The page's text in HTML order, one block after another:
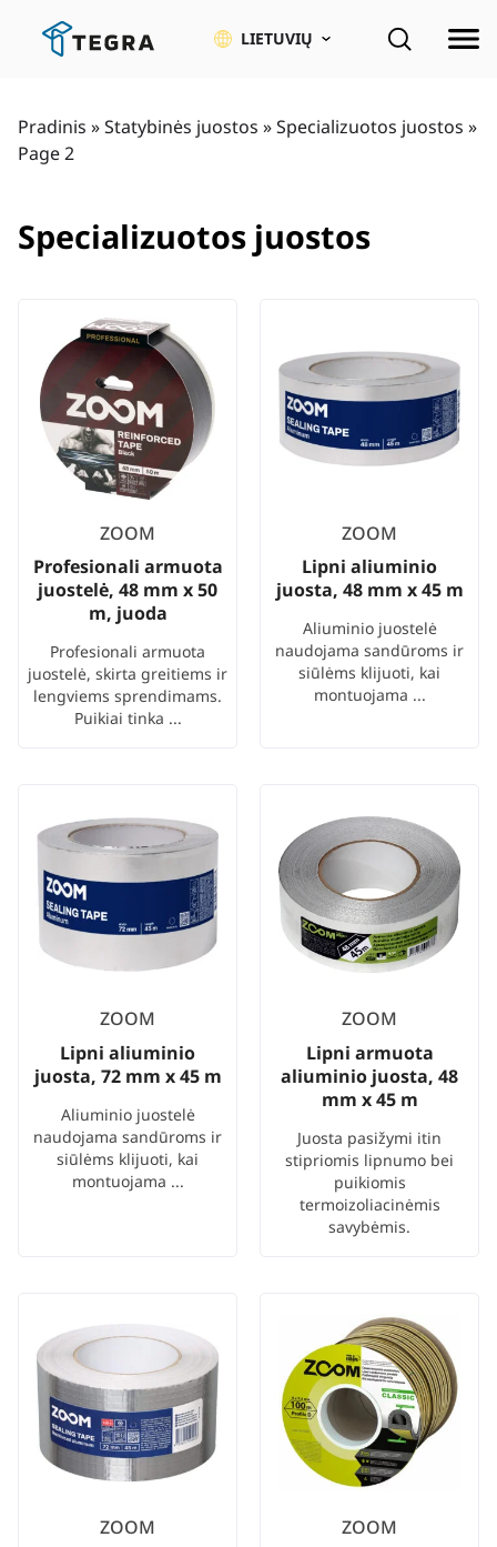
LIETUVIŲ
Pradinis »Statybinės juostos »Specializuotos juostos »
Page 2
Specializuotos juostos
ZOOM
Profesionali armuota
juostelė, 48 mm x 50
m, juoda
Profesionali armuota
juostelė, skirta greitiems ir
lengviems sprendimams.
Puikiai tinka ...
ZOOM
Lipni aliuminio
juosta, 48 mm x 45 m
Aliuminio juostelė
naudojama sandūroms ir
siūlėms klijuoti, kai
montuojama ...
ZOOM
Lipni aliuminio
juosta, 72 mm x 45 m
Aliuminio juostelė
naudojama sandūroms ir
siūlėms klijuoti, kai
montuojama ...
ZOOM
Lipni armuota
aliuminio juosta, 48
mm x 45 m
Juosta pasižymi itin
stipriomis lipnumo bei
puikiomis
termoizoliacinėmis
savybėmis.
ZOOM
ZOOM